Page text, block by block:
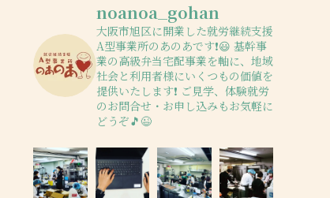
noanoa_gohan
大阪市旭区に開業した就労継続支援
A型事業所のあのあです❗️😃 基幹事
業の高級弁当宅配事業を軸に、地域
社会と利用者様にいくつもの価値を
提供いたします❗️ ご見学、体験就労
のお問合せ・お申し込みもお気軽に
どうぞ🎵😉